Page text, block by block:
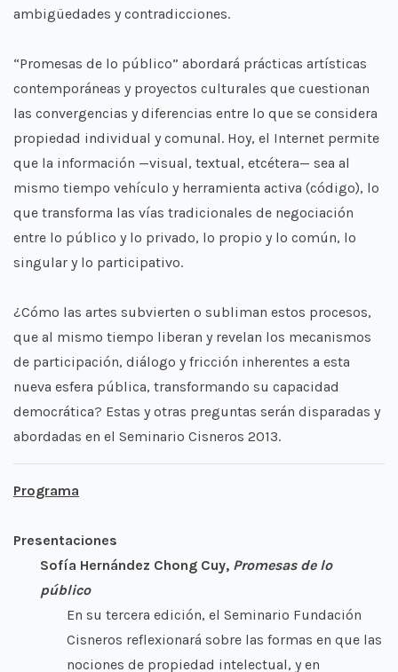
ambigüedades y contradicciones.
“Promesas de lo público” abordará prácticas artísticas
contemporáneas y proyectos culturales que cuestionan
las convergencias y diferencias entre lo que se considera
propiedad individual y comunal. Hoy, el Internet permite
que la información —visual, textual, etcétera— sea al
mismo tiempo vehículo y herramienta activa (código), lo
que transforma las vías tradicionales de negociación
entre lo público y lo privado, lo propio y lo común, lo
singular y lo participativo.
¿Cómo las artes subvierten o subliman estos procesos,
que al mismo tiempo liberan y revelan los mecanismos
de participación, diálogo y fricción inherentes a esta
nueva esfera pública, transformando su capacidad
democrática? Estas y otras preguntas serán disparadas y
abordadas en el Seminario Cisneros 2013.
Programa
Presentaciones
Sofía Hernández Chong Cuy, Promesas de lo
público
En su tercera edición, el Seminario Fundación
Cisneros reflexionará sobre las formas en que las
nociones de propiedad intelectual, y en